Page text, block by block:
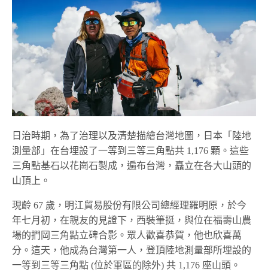
日治時期，為了治理以及清楚描繪台灣地圖，日本「陸地
測量部」在台埋設了一等到三等三角點共 1,176 顆。這些
三角點基石以花崗石製成，遍布台灣，矗立在各大山頭的
山頂上。
現齡 67 歲，明江貿易股份有限公司總經理羅明原，於今
年七月初，在親友的見證下，西裝筆挺，與位在福壽山農
場的捫岡三角點立碑合影。眾人歡喜恭賀，他也欣喜萬
分。這天，他成為台灣第一人，登頂陸地測量部所埋設的
一等到三等三角點 (位於軍區的除外) 共 1,176 座山頭。